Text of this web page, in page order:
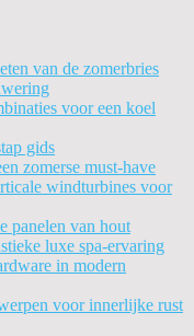
van de zomerbries
voor een koel
gids
zomerse must-have
windturbines voor
panelen van hout
luxe spa-ervaring
in modern
voor innerlijke rust